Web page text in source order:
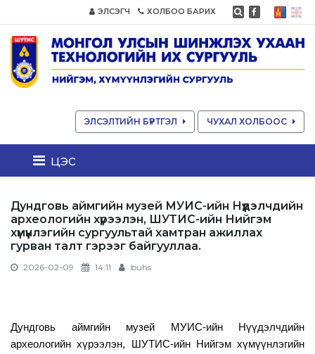
ЭЛСЭГЧ ХОЛБОО БАРИХ
ЭЛСЭЛТИЙН БҮРТГЭЛ ЧУХАЛ ХОЛБООС
цэс
Дундговь аймгийн музей МУИС-ийн Нүүдэлчдийн
археологийн хүрээлэн, ШУТИС-ийн Нийгэм
хүмүүнлэгийн сургуультай хамтран ажиллах
гурван талт гэрээг байгууллаа.
2026-02-09 14:11 buhs
Дундговь аймгийн музей МУИС-ийн
Нүүдэлчдийн
археологийн хүрээлэн, ШУТИС-ийн Нийгэм хүмүүнлэгийн